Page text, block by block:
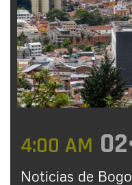
4:00 AM
Noticias de